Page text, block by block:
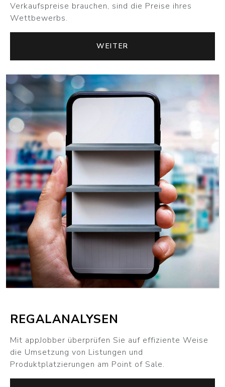
Verkaufspreise brauchen, sind die Preise ihres
Wettbewerbs.
WEITER
WEITER
REGALANALYSEN
Mit appJobber überprüfen Sie auf effiziente Weise
die Umsetzung von Listungen und
Produktplatzierungen am Point of Sale.